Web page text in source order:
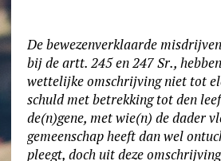
De bewezenverklaarde
bij de artt. 245 en 247 Sr.,
wettelijke omschrijving niet tot
schuld met betrekking tot den
de(n)gene, met wie(n) de dader
gemeenschap heeft dan wel
pleegt, doch uit deze